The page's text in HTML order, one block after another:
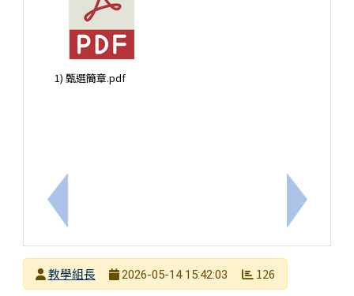
上一筆：轉知本市教師會辦理教師專業發展支持系
1) 甄選簡章.pdf
下一筆：
發布者
教學組長
2026-05-14 15:42:03 126